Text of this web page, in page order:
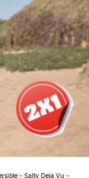
- Salty Deja Vu -